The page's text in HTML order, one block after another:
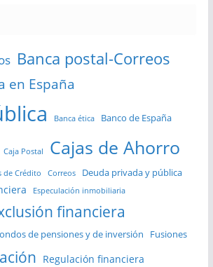
Banca postal-Correos
en España
Banca ética Banco de España
Caja Postal Cajas de Ahorro
de Crédito Correos Deuda privada y pública
Especulación inmobiliaria
financiera
de pensiones y de inversión Fusiones
Regulación financiera